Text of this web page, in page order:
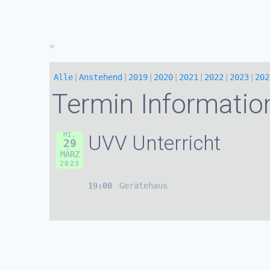
Alle Anstehend 2019 2020 2021 2022 2023
Termin
MI.
29
MÄRZ
2023
UVV Unterricht
19:00 Gerätehaus